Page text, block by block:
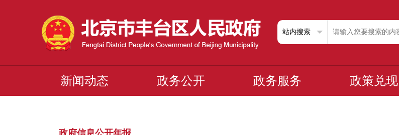
新闻动态 政务公开 政务服务 政策兑现
政府信息公开年报